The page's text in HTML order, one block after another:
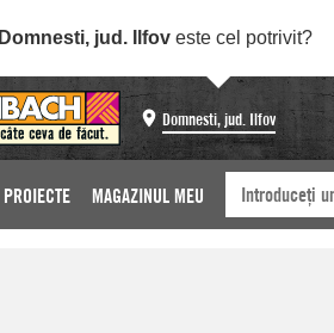
Domnesti, jud. Ilfov este cel potrivit?
Domnesti, jud. Ilfov
PROIECTE MAGAZINUL MEU